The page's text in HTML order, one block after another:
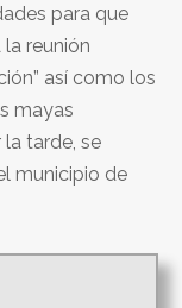
para que
reunión
así como los
mayas
la tarde, se
municipio de